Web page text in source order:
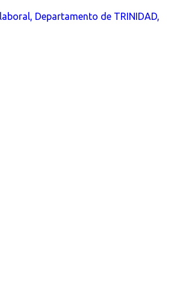
Departamento de TRINIDAD,